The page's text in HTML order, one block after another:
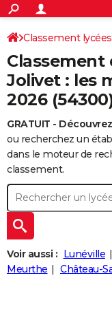
ACTUALITÉS
Politique
Société
Faits Divers
Education
Monde
Villes
+
SPORT
Coupe du monde 2026
Football
Tennis
Cyclisme
Rugby
Forum
CULTURE
Programme TV
TNT
Streaming
Cinéma
Sorties cinéma
Musique
+
FINANCE
Retraite
Impôts
Epargne
Immobilier
Risques naturels par ville
Banque
Assurance
Crédit
AUTO
Essais
Réserver un essai
Citadines
Berlines
SUV
Forum auto
+
HIGH-TECH
BRICOLAGE
Forum
Aménagement intérieur
Extérieur
Cuisine
Salle de bains
Jardinage
Rangement
+WEEK-END
Guides de France
Escapades
Patrimoine
Expositions
Musées
Week-end nature
+
LIFESTYLE
Art de vivre
Bien-être
Loisirs
Mode
Modes de vie
+SANTE
Classement
Classement
Jolivet : les
2026
GRATUIT -
ou recherchez un
dans le moteur de
classement.
Voir aussi : Lunéville
Meurthe
Château-